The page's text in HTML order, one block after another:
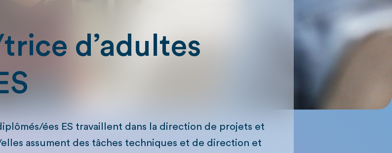
d’adultes
ées ES travaillent dans la direction de projets et
assument des tâches techniques et de direction et